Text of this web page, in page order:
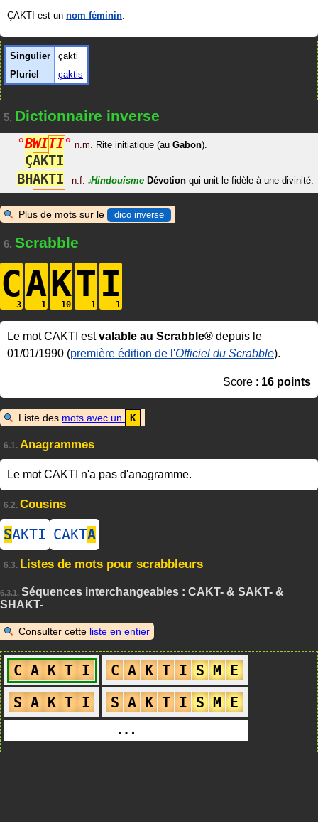
ÇAKTI est un nom féminin.
Singulier
çakti
Pluriel
çaktis
5. Dictionnaire inverse
°BWITI° n.m. Rite initiatique (au Gabon).
ÇAKTI
BHAKTI n.f. #Hindouisme Dévotion qui unit le fidèle à une divinité.
Plus de mots sur le dico inverse
6. Scrabble
CAKTI
Le mot CAKTI estvalable au Scrabble® depuis le
01/01/1990 (première édition de l'Officiel du Scrabble).
Score : 16 points
Liste des mots avec un K
6.1. Anagrammes
Le mot CAKTI n'a pas d'anagramme.
6.2. Cousins
SAKTI CAKTA
6.3. Listes de mots pour scrabbleurs
6.3.1. Séquences interchangeables : CAKT- & SAKT- &
SHAKT-
Consulter cette liste en entier
C A K T I C A K T I S M E
S A K T I S A K T I S M E
…